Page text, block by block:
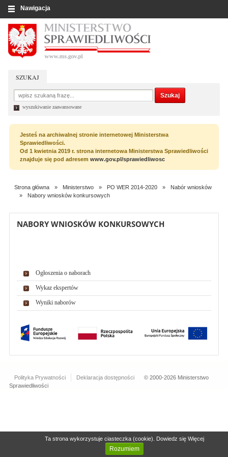
SZUKAJ
wyszukiwanie zaawansowane
Jesteś na archiwalnej stronie internetowej Ministerstwa
Sprawiedliwości.
Od 1 kwietnia 2019 r. strona internetowa Ministerstwa Sprawiedliwości
znajduje się pod adresem www.gov.pl/sprawiedliwosc
Nawigacja
Strona główna » Ministerstwo » PO WER 2014-2020 »
Nabór wniosków
»
Nabory wniosków konkursowych
NABORY WNIOSKÓW KONKURSOWYCH
Ogłoszenia o naborach
Wykaz ekspertów
Wyniki naborów
Polityka Prywatności Deklaracja dostępności
© 2000-2026 Ministerstwo
Sprawiedliwości
Ta strona wykorzystuje ciasteczka (cookie). Dowiedz się Więcej
Rozumiem